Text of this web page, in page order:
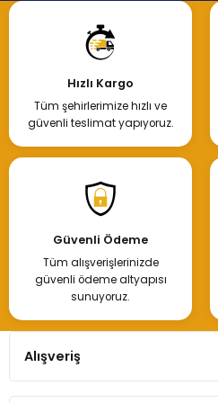
Hızlı Kargo
Tüm şehirlerimize hızlı ve
güvenli teslimat yapıyoruz.
Güvenli Ödeme
Tüm alışverişlerinizde
güvenli ödeme altyapısı
sunuyoruz.
Alışveriş